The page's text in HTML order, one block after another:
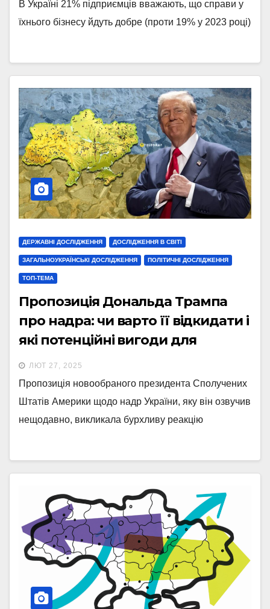
В Україні 21% підприємців вважають, що справи у
їхнього бізнесу йдуть добре (проти 19% у 2023 році)
ДЕРЖАВНІ ДОСЛІДЖЕННЯ ДОСЛІДЖЕННЯ В СВІТІ
ЗАГАЛЬНОУКРАЇНСЬКІ ДОСЛІДЖЕННЯ ПОЛІТИЧНІ ДОСЛІДЖЕННЯ
ТОП-ТЕМА
Пропозиція Дональда Трампа
про надра: чи варто її відкидати і
які потенційні вигоди для
України вона містить
ЛЮТ 27, 2025
Пропозиція новообраного президента Сполучених
Штатів Америки щодо надр України, яку він озвучив
нещодавно, викликала бурхливу реакцію